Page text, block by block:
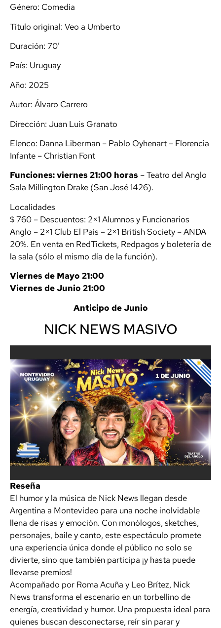
Género: Comedia
Título original: Veo a Umberto
Duración: 70′
País: Uruguay
Año: 2025
Autor: Álvaro Carrero
Dirección: Juan Luis Granato
Elenco: Danna Liberman – Pablo Oyhenart – Florencia
Infante – Christian Font
Funciones: viernes 21:00 horas – Teatro del Anglo
Sala Millington Drake (San José 1426).
Localidades
$ 760 – Descuentos: 2×1 Alumnos y Funcionarios
Anglo – 2×1 Club El País – 2×1 British Society – ANDA
20%. En venta en RedTickets, Redpagos y boletería de
la sala (sólo el mismo día de la función).
Viernes de Mayo 21:00
Viernes de Junio 21:00
Anticipo de Junio
NICK NEWS MASIVO
Reseña
El humor y la música de Nick News llegan desde
Argentina a Montevideo para una noche inolvidable
llena de risas y emoción. Con monólogos, sketches,
personajes, baile y canto, este espectáculo promete
una experiencia única donde el público no solo se
divierte, sino que también participa ¡y hasta puede
llevarse premios!
Acompañado por Roma Acuña y Leo Brítez, Nick
News transforma el escenario en un torbellino de
energía, creatividad y humor. Una propuesta ideal para
quienes buscan desconectarse, reír sin parar y